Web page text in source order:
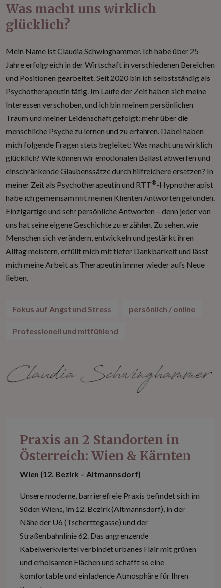
Was macht uns wirklich
glücklich?
Mein Name ist Claudia Schwinghammer. Ich habe über 25
Jahre erfolgreich in der Wirtschaft in verschiedenen Bereichen
und Positionen gearbeitet. Seit 2020 bin ich selbstständig als
Psychotherapeutin tätig. Im Laufe der Zeit haben sich meine
Interessen verschoben, und ich bin meinem persönlichen
Traum und meiner Leidenschaft gefolgt: mehr über die
menschliche Psyche zu lernen und zu erfahren. Dabei haben
mich folgende Fragen stets begleitet: Was macht uns wirklich
glücklich? Wie können wir emotionalen Ballast abwerfen und
einschränkende Glaubenssätze durch hilfreichere ersetzen? In
meiner Zeit als Psychotherapeutin und RTT®-Hypnotherapist
habe ich gemeinsam mit meinen Klienten Antworten gefunden.
Einzigartige und sehr persönliche Antworten – denn jeder von
uns hat seine eigene Geschichte zu erzählen. Zu sehen, wie
Menschen sich verändern, entwickeln und gestärkt ihren
Alltag meistern, erfüllt mich mit tiefer Dankbarkeit und lässt
mich meine Arbeit als Therapeutin immer wieder aufs Neue
lieben.
Fokus auf Angst und Stress persönlich / online
Professionell und mitfühlend
Praxis an 2 Standorten in
Österreich: Wien & Kärnten
Wien (12. Bezirk – Altmannsdorf)
Unsere moderne, barrierefreie Praxis befindet sich im
Süden Wiens, im 12. Bezirk (Altmannsdorf), in der
Nähe der U6 (Tscherttegasse) und der
Straßenbahnlinie 62. Das angrenzende
Kabelwerkviertel verbindet urbanes Flair mit grünen
und erholsamen Flächen und schafft so eine
komfortable und einladende Atmosphäre für Ihren